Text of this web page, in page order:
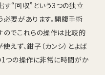
す“回収”という3つの独立
要があります。開腹手術
のでこれらの操作は比較的
えず、鉗子（カンシ）とよば
つの操作に非常に時間がか